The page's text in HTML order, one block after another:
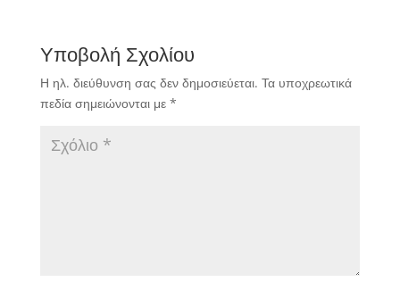
Υποβολή Σχολίου
Η ηλ. διεύθυνση σας δεν δημοσιεύεται. Τα υποχρεωτικά
πεδία σημειώνονται με *